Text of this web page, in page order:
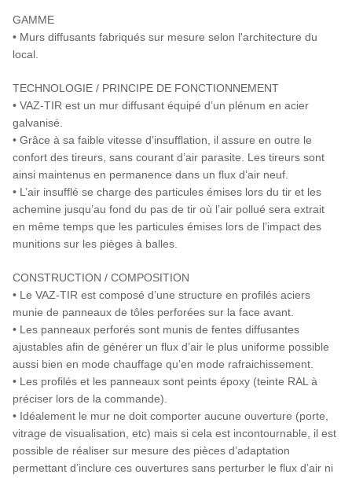
GAMME
• Murs diffusants fabriqués sur mesure selon l'architecture du
local.
TECHNOLOGIE / PRINCIPE DE FONCTIONNEMENT
• VAZ-TIR est un mur diffusant équipé d’un plénum en acier
galvanisé.
• Grâce à sa faible vitesse d’insufflation, il assure en outre le
confort des tireurs, sans courant d’air parasite. Les tireurs sont
ainsi maintenus en permanence dans un flux d’air neuf.
• L’air insufflé se charge des particules émises lors du tir et les
achemine jusqu’au fond du pas de tir où l’air pollué sera extrait
en même temps que les particules émises lors de l’impact des
munitions sur les pièges à balles.
CONSTRUCTION / COMPOSITION
• Le VAZ-TIR est composé d’une structure en profilés aciers
munie de panneaux de tôles perforées sur la face avant.
• Les panneaux perforés sont munis de fentes diffusantes
ajustables afin de générer un flux d’air le plus uniforme possible
aussi bien en mode chauffage qu’en mode rafraichissement.
• Les profilés et les panneaux sont peints époxy (teinte RAL à
préciser lors de la commande).
• Idéalement le mur ne doit comporter aucune ouverture (porte,
vitrage de visualisation, etc) mais si cela est incontournable, il est
possible de réaliser sur mesure des pièces d’adaptation
permettant d’inclure ces ouvertures sans perturber le flux d’air ni